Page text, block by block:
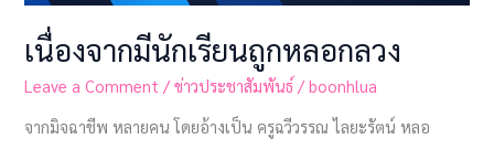
เนื่องจากมีนักเรียนถูกหลอกลวง
Leave a Comment /ข่าวประชาสัมพันธ์ /boonhlua
จากมิจฉาชีพ หลายคน โดยอ้างเป็น ครูฉวีวรรณ ไลยะรัตน์ หลอ